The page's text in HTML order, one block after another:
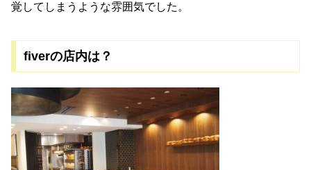
覚してしまうような雰囲気でした。
fiverの店内は？